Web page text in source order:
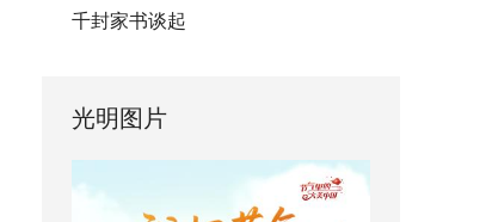
千封家书谈起
光明图片